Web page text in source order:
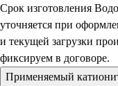
Срок изготовления
уточняется при
и текущей загрузки
фиксируем в договоре.
Применяемый